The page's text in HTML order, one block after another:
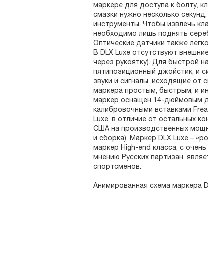
маркере для доступа к болту,
смазки нужно несколько
инструменты. Чтобы извлечь
необходимо лишь поднять
Оптические датчики также
В DLX Luxe отсутствуют
через рукоятку). Для быстрой
пятипозиционный джойстик, и
звуки и сигналы, исходящие
маркера простым, быстрым, и
маркер оснащен 14-дюймовым
калибровочными вставками
Luxe, в отличие от остальных
США на производственных
и сборка). Маркер DLX Luxe –
маркер High-end класса, с
мнению Русских партизан,
спортсменов.
Анимированная схема маркера